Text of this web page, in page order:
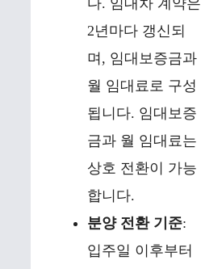
다. 임대차 계약은
2년마다 갱신되
며, 임대보증금과
월 임대료로 구성
됩니다. 임대보증
금과 월 임대료는
상호 전환이 가능
합니다.
분양 전환 기준:
입주일 이후부터